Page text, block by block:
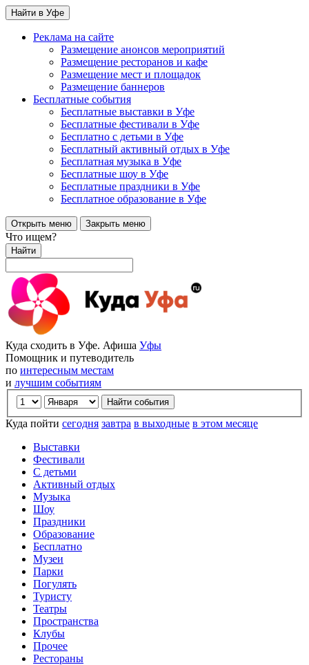
Найти в Уфе
Реклама на сайте
Размещение анонсов мероприятий
Размещение ресторанов и кафе
Размещение мест и площадок
Размещение баннеров
Бесплатные события
Бесплатные выставки в Уфе
Бесплатные фестивали в Уфе
Бесплатно с детьми в Уфе
Бесплатный активный отдых в Уфе
Бесплатная музыка в Уфе
Бесплатные шоу в Уфе
Бесплатные праздники в Уфе
Бесплатное образование в Уфе
Открыть меню Закрыть меню
Что ищем?
Найти
Куда сходить в Уфе. Афиша Уфы
Помощник и путеводитель
по интересным местам
и лучшим событиям
Куда пойти сегодня завтра в выходные в этом месяце
Выставки
Фестивали
С детьми
Активный отдых
Музыка
Шоу
Праздники
Образование
Бесплатно
Музеи
Парки
Погулять
Туристу
Театры
Пространства
Клубы
Прочее
Рестораны